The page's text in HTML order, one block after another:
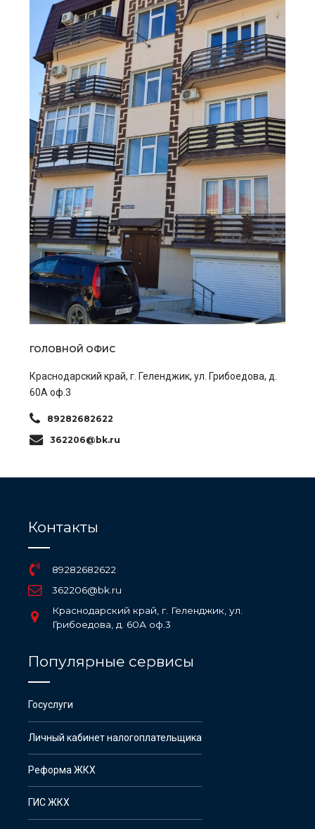
ГОЛОВНОЙ ОФИС
Краснодарский край, г. Геленджик, ул. Грибоедова, д.
60А оф.3
89282682622
362206@bk.ru
Контакты
89282682622
362206@bk.ru
Краснодарский край, г. Геленджик, ул.
Грибоедова, д. 60А оф.3
Популярные сервисы
Госуслуги
Личный кабинет налогоплательщика
Реформа ЖКХ
ГИС ЖКХ